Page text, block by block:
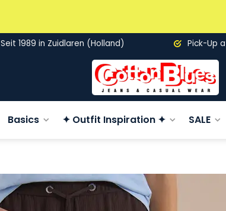
Seit 1989 in Zuidlaren (Holland) Pick-Up
Basics ✦ Outfit Inspiration ✦ SALE